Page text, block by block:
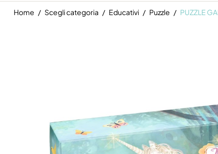
Home Scegli categoria Educativi Puzzle PUZZLE